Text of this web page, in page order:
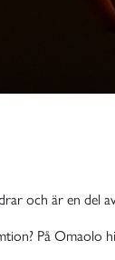
och är en del
På